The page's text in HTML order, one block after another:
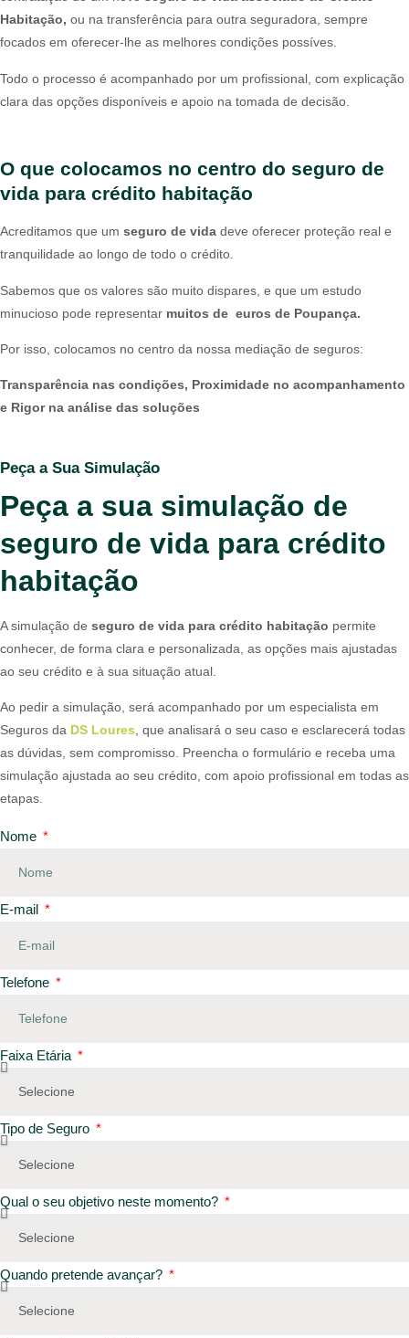
Habitação, ou na transferência para outra seguradora, sempre
focados em oferecer-lhe as melhores condições possíves.
Todo o processo é acompanhado por um profissional, com explicação
clara das opções disponíveis e apoio na tomada de decisão.
O que colocamos no centro do seguro de
vida para crédito habitação
Acreditamos que um seguro de vida deve oferecer proteção real e
tranquilidade ao longo de todo o crédito.
Sabemos que os valores são muito dispares, e que um estudo
minucioso pode representar muitos de euros de Poupança.
Por isso, colocamos no centro da nossa mediação de seguros:
Transparência nas condições, Proximidade no acompanhamento
e Rigor na análise das soluções
Peça a Sua Simulação
Peça a sua simulação de
seguro de vida para crédito
habitação
A simulação de seguro de vida para crédito habitação permite
conhecer, de forma clara e personalizada, as opções mais ajustadas
ao seu crédito e à sua situação atual.
Ao pedir a simulação, será acompanhado por um especialista em
Seguros da DS Loures, que analisará o seu caso e esclarecerá todas
as dúvidas, sem compromisso. Preencha o formulário e receba uma
simulação ajustada ao seu crédito, com apoio profissional em todas as
etapas.
Nome
E-mail
Telefone
Faixa Etária
Tipo de Seguro
Qual o seu objetivo neste momento?
Quando pretende avançar?